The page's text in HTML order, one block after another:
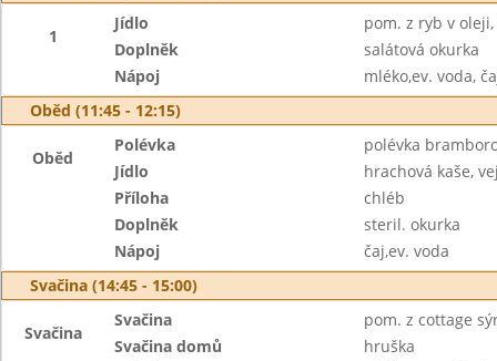
1
Jídlo
pom. z ryb v
Doplněk
salátová okurka
Nápoj
mléko,ev. voda,
Oběd (11:45 - 12:15)
Oběd
Polévka
polévka
Jídlo
hrachová kaše,
Příloha
chléb
Doplněk
steril. okurka
Nápoj
čaj,ev. voda
Svačina (14:45 - 15:00)
Svačina
Svačina
pom. z cottage
Svačina domů
hruška